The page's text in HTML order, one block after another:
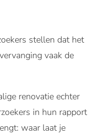
stellen dat het
vaak de
renovatie echter
in hun rapport
waar laat je